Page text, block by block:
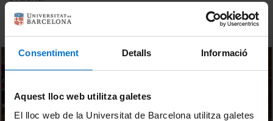
Consentiment Detalls Informació
Aquest lloc web utilitza galetes
El lloc web de la Universitat de Barcelona utilitza galetes